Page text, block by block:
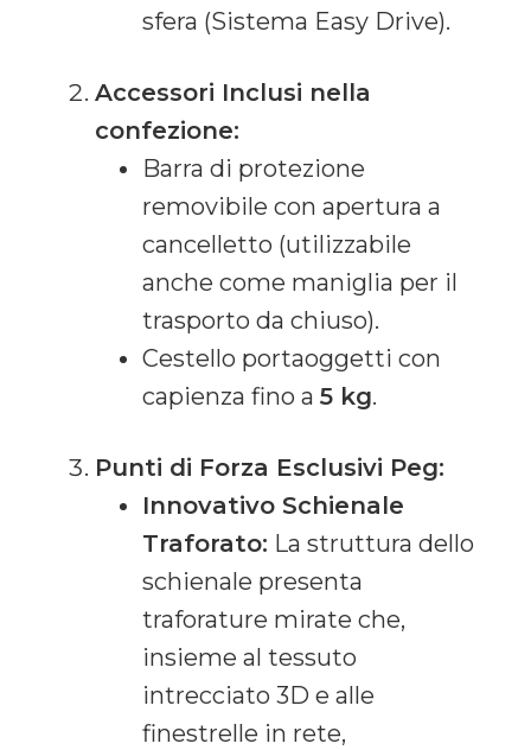
sfera (Sistema Easy Drive).
Accessori Inclusi nella
confezione:
Barra di protezione
removibile con apertura a
cancelletto (utilizzabile
anche come maniglia per il
trasporto da chiuso).
Cestello portaoggetti con
capienza fino a 5 kg.
Punti di Forza Esclusivi Peg:
Innovativo Schienale
Traforato: La struttura dello
schienale presenta
traforature mirate che,
insieme al tessuto
intrecciato 3D e alle
finestrelle in rete,